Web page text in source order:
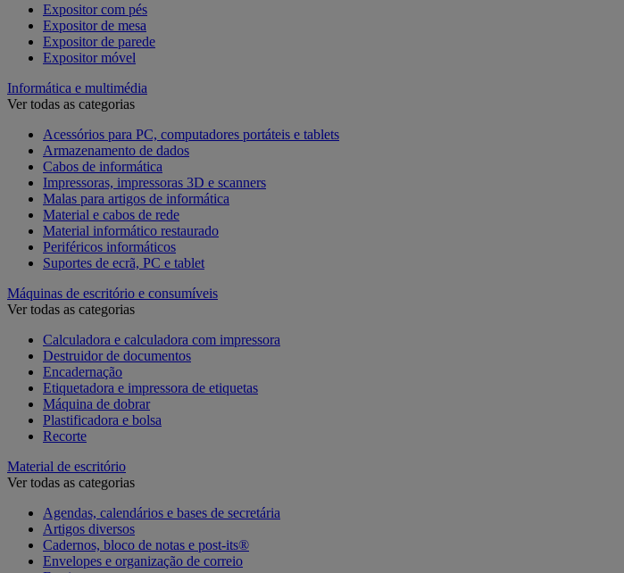
Expositor com pés
Expositor de mesa
Expositor de parede
Expositor móvel
Informática e multimédia
Ver todas as categorias
Acessórios para PC, computadores portáteis e tablets
Armazenamento de dados
Cabos de informática
Impressoras, impressoras 3D e scanners
Malas para artigos de informática
Material e cabos de rede
Material informático restaurado
Periféricos informáticos
Suportes de ecrã, PC e tablet
Máquinas de escritório e consumíveis
Ver todas as categorias
Calculadora e calculadora com impressora
Destruidor de documentos
Encadernação
Etiquetadora e impressora de etiquetas
Máquina de dobrar
Plastificadora e bolsa
Recorte
Material de escritório
Ver todas as categorias
Agendas, calendários e bases de secretária
Artigos diversos
Cadernos, bloco de notas e post-its®
Envelopes e organização de correio